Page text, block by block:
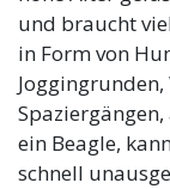
und braucht
in Form von
ein Beagle,
schnell